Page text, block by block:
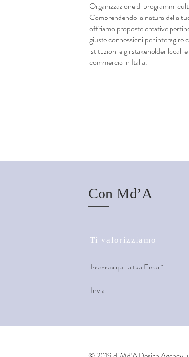
Organizzazione di programmi
Comprendendo la natura della
offriamo proposte creative
giuste connessioni per interagire
istituzioni e gli stakeholder locali
commercio in Italia.
Con Md’A
Ti valorizziamo
Invia